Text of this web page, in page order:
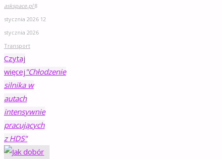
askspace.pl 8
stycznia 2026 12
stycznia 2026
Transport
Czytaj
więcej "Chłodzenie
silnika w
autach
intensywnie
pracujących
z HDS"